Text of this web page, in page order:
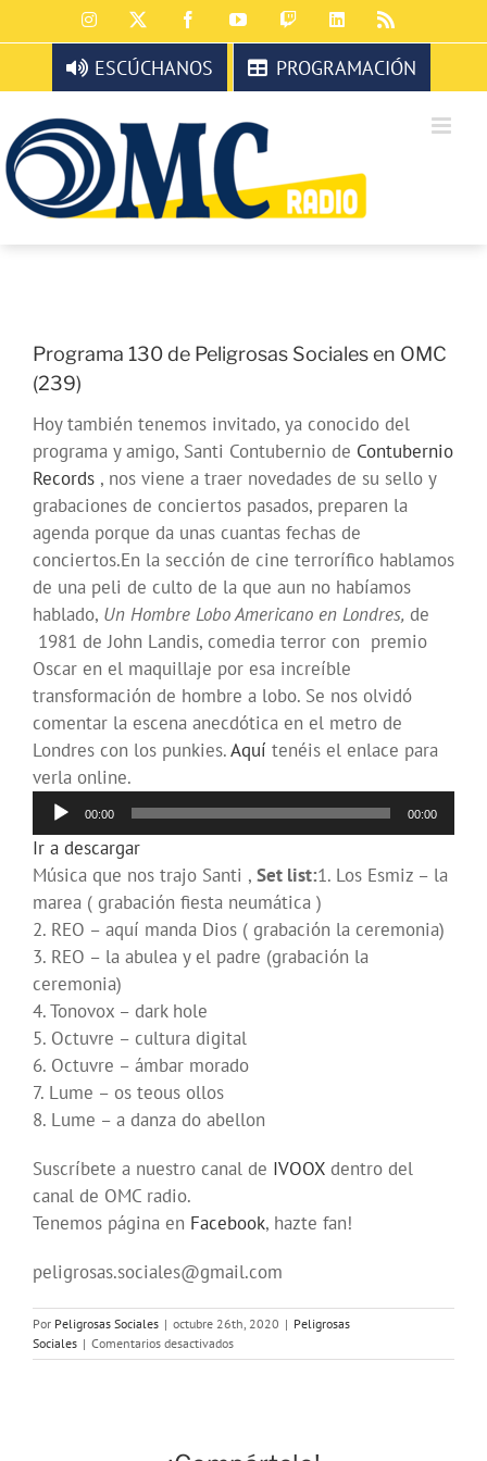
al
contenido
Instagram FacebookYouTubeTwitchLinkedIn
ESCÚCHANOS PROGRAMACIÓN
Programa 130 de Peligrosas Sociales en OMC
(239)
Hoy también tenemos invitado, ya conocido del
programa y amigo, Santi Contubernio de Contubernio
Records , nos viene a traer novedades de su sello y
grabaciones de conciertos pasados, preparen la
agenda porque da unas cuantas fechas de
conciertos.En la sección de cine terrorífico hablamos
de una peli de culto de la que aun no habíamos
hablado, Un Hombre Lobo Americano en Londres, de
1981 de John Landis, comedia terror con premio
Oscar en el maquillaje por esa increíble
transformación de hombre a lobo. Se nos olvidó
comentar la escena anecdótica en el metro de
Londres con los punkies.Aquí tenéis el enlace para
verla online.
Reproductor
de
audio
00:00 00:00
Ir a descargar
Música que nos trajo Santi , Set list:1. Los Esmiz – la
marea ( grabación fiesta neumática )
2. REO – aquí manda Dios ( grabación la ceremonia)
3. REO – la abulea y el padre (grabación la
ceremonia)
4. Tonovox – dark hole
5. Octuvre – cultura digital
6. Octuvre – ámbar morado
7. Lume – os teous ollos
8. Lume – a danza do abellon
Suscríbete a nuestro canal de IVOOX dentro del
canal de OMC radio.
Tenemos página en Facebook, hazte fan!
peligrosas.sociales@gmail.com
Por Peligrosas Sociales | octubre 26th, 2020 | Peligrosas
Sociales | Comentarios desactivadosen
Programa